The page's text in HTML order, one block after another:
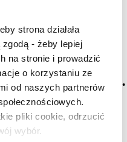
strona działała
zgodą - żeby lepiej
na stronie i prowadzić
o korzystaniu ze
od naszych partnerów
pliki cookie, odrzucić
wybór.
18 lat?
cépage
około 60
tylko jeden gatunek
– służąca do produkcji